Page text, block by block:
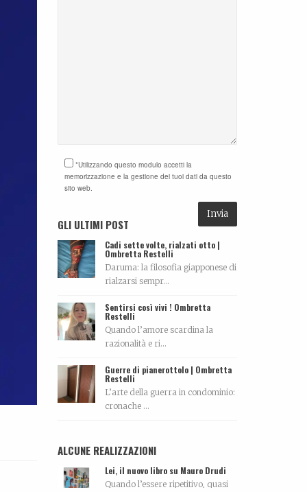
*Utilizzando questo modulo accetti la
memorizzazione e la gestione dei tuoi dati da questo
sito web.
GLI ULTIMI POST
Cadi sette volte, rialzati otto |
Ombretta Restelli
Daruma: la filosofia giapponese di
rialzarsi sempr...
Sentirsi così vivi ! Ombretta
Restelli
Quando l’amore scardina la
razionalità e ri...
Guerre di pianerottolo | Ombretta
Restelli
L’arte della guerra in condominio:
cronache ...
ALCUNE REALIZZAZIONI
Lei, il nuovo libro su Mauro Drudi
Quando l’essere ripetitivo, quasi